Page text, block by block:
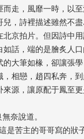
走，風靡一時，以
兒，詩裡描述雖然不
北京拍片。但因詩中
話，端的是膾炙人口
大筆如椽，卻讓張
，相戀，趙四私奔，
源，讓原配于鳳至
奈說道。
是苦主的哥哥寫的狀